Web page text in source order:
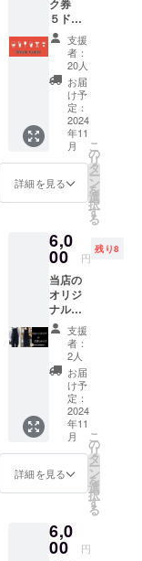
方法：
詳細は
メール
で連絡
しま
す。
き換え
に商品
をお渡
ししま
す！
ク券
５ドリ
ンク ※
対象商
品のみ
(現地で
受け渡
し当日
のみ利
用可
能） 場
所：当
店 期
間：
2025/11
で！ ※
ご来店
時リ
ターン
購入画
面をご
提案く
ださ
い！引
き換え
に商品
をお渡
ししま
す！
支援
者：
20人
お届
け予
定：
2024
年11
月
詳細を見る
こ
の
リ
タ
ー
ン
を
選
択
す
る
6,0
00 円
残り8
当店の
オリジ
ナル制
服
支援
者：
2人
お届
け予
定：
2024
年11
月
詳細を見る
こ
の
リ
タ
ー
ン
を
選
択
す
る
6,0
00 円